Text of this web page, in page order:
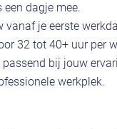
een dagje mee.
vanaf je eerste
32 tot 40+ uur per
bij jouw
werkplek.